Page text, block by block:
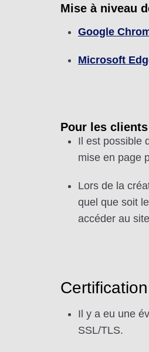
Mise à niveau
Google
Microsoft
Pour les
Il est possible
mise en page
Lors de la
quel que soit
accéder au
Il y a eu une
SSL/TLS.